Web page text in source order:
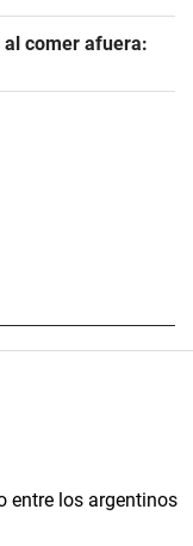
al comer afuera: